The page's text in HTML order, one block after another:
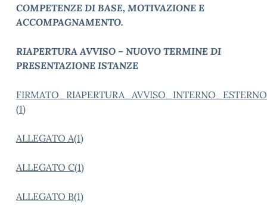
COMPETENZE DI BASE, MOTIVAZIONE E
ACCOMPAGNAMENTO.
RIAPERTURA AVVISO – NUOVO TERMINE DI
PRESENTAZIONE ISTANZE
(1)
ALLEGATO A(1)
ALLEGATO C(1)
ALLEGATO B(1)